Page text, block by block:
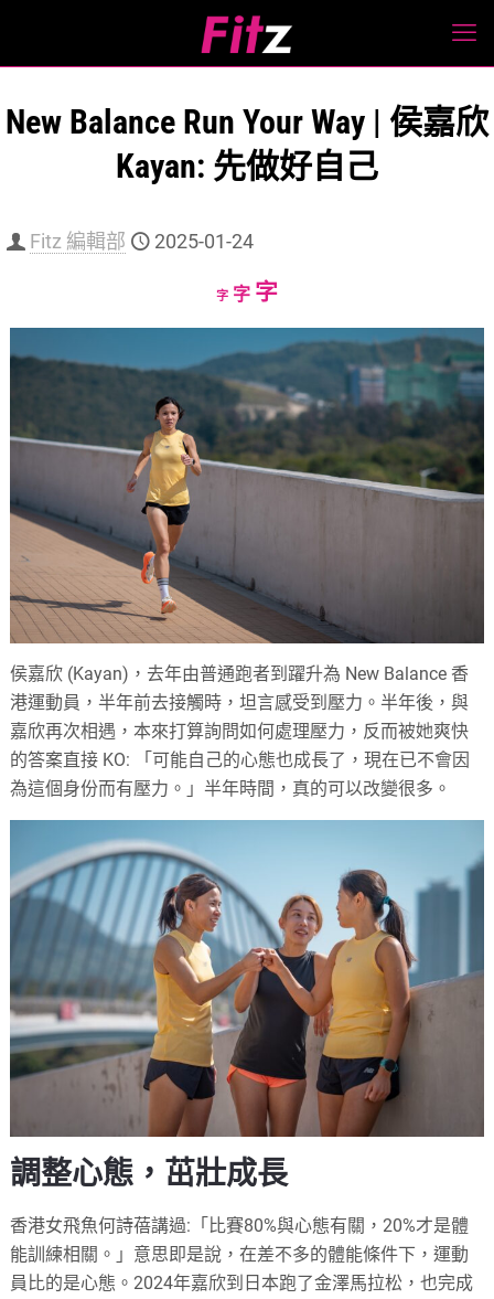
New Balance Run Your Way | 侯嘉欣
Kayan: 先做好自己
Fitz 編輯部 2025-01-24
字Decrease
size.
字Reset
size.
字Increase
size.
侯嘉欣 (Kayan)，去年由普通跑者到躍升為 New Balance 香
港運動員，半年前去接觸時，坦言感受到壓力。半年後，與
嘉欣再次相遇，本來打算詢問如何處理壓力，反而被她爽快
的答案直接 KO: 「可能自己的心態也成長了，現在已不會因
為這個身份而有壓力。」半年時間，真的可以改變很多。
調整心態，茁壯成長
香港女飛魚何詩蓓講過:「比賽80%與心態有關，20%才是體
能訓練相關。」意思即是說，在差不多的體能條件下，運動
員比的是心態。2024年嘉欣到日本跑了金澤馬拉松，也完成